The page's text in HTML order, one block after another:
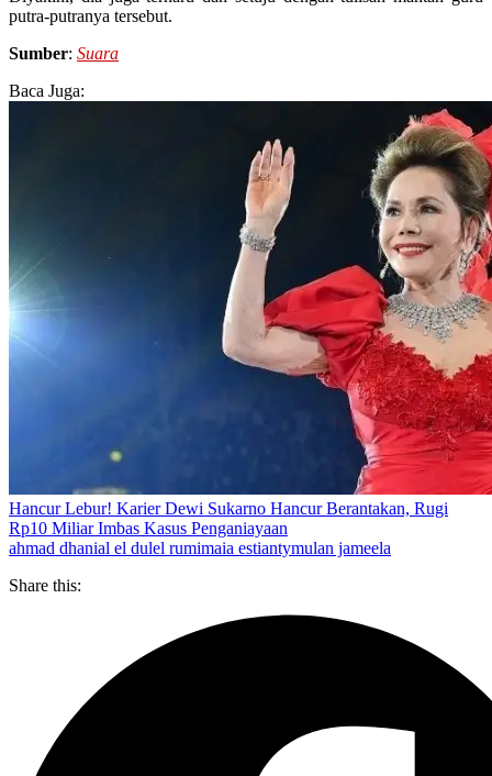
putra-putranya tersebut.
Sumber: Suara
Baca Juga:
Hancur Lebur! Karier Dewi Sukarno Hancur Berantakan, Rugi
Rp10 Miliar Imbas Kasus Penganiayaan
ahmad dhanial el dulel rumimaia estiantymulan jameela
Share this: